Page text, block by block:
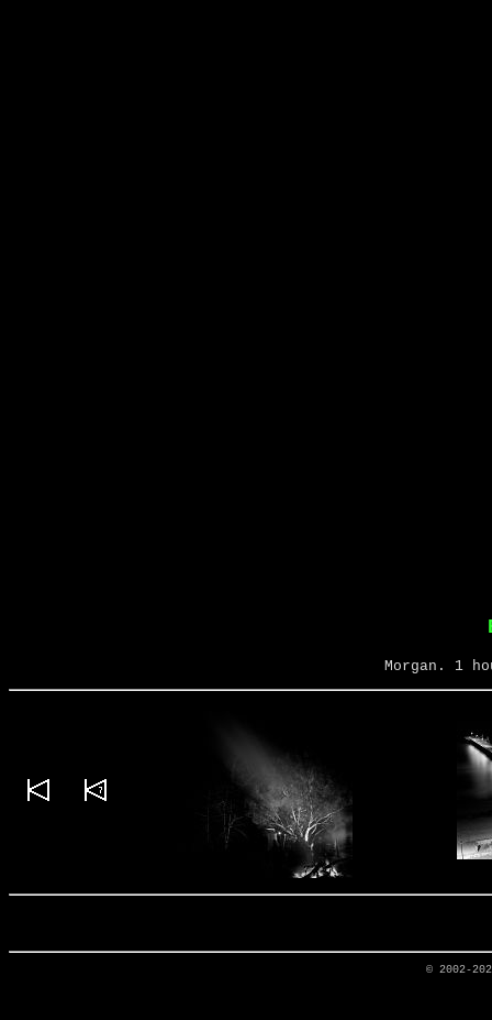
Morgan. 1
© 2002-